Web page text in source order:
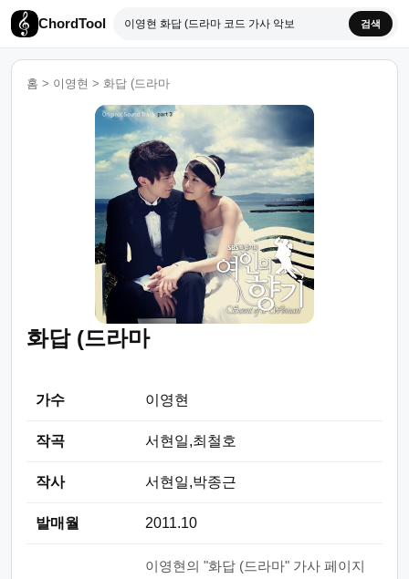
ChordTool 검색
홈 > 이영현 > 화답 (드라마
화답 (드라마
가수 이영현
작곡 서현일,최철호
작사 서현일,박종근
발매월 2011.10
이영현의 "화답 (드라마" 가사 페이지